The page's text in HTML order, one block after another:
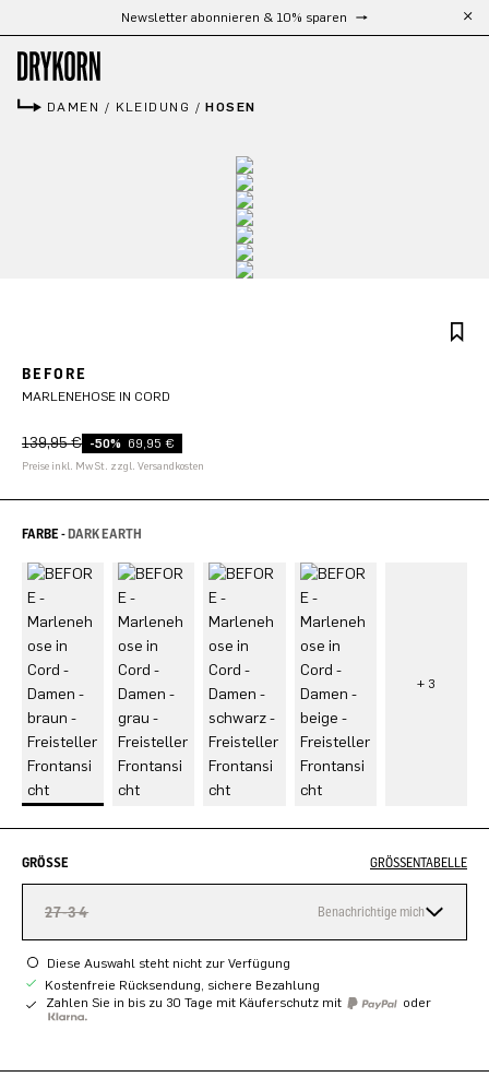
Zum Hauptinhalt springen
Kostenloser Versand ab 300 €
DAMEN / KLEIDUNG /HOSEN
BEFORE
MARLENEHOSE IN CORD
139,95 € -50% 69,95 €
Preise inkl. MwSt. zzgl. Versandkosten
FARBE -DARK EARTH
GRÖSSE GRÖSSENTABELLE
27-34 Benachrichtige mich
Diese Auswahl steht nicht zur Verfügung
Kostenfreie Rücksendung, sichere Bezahlung
Zahlen Sie in bis zu 30 Tage mit Käuferschutz mit
oder